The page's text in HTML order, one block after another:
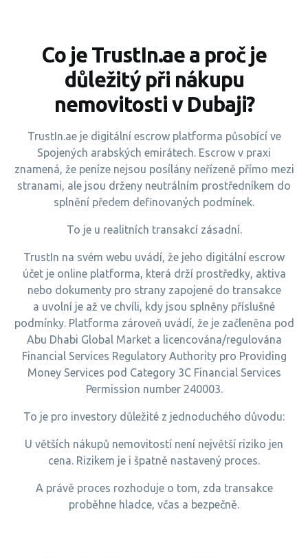
Co je TrustIn.ae a proč je
důležitý při nákupu
nemovitosti v Dubaji?
TrustIn.ae je digitální escrow platforma působící ve
Spojených arabských emirátech. Escrow v praxi
znamená, že peníze nejsou posílány neřízeně přímo mezi
stranami, ale jsou drženy neutrálním prostředníkem do
splnění předem definovaných podmínek.
To je u realitních transakcí zásadní.
TrustIn na svém webu uvádí, že jeho digitální escrow
účet je online platforma, která drží prostředky, aktiva
nebo dokumenty pro strany zapojené do transakce
a uvolní je až ve chvíli, kdy jsou splněny příslušné
podmínky. Platforma zároveň uvádí, že je začleněna pod
Abu Dhabi Global Market a licencována/regulována
Financial Services Regulatory Authority pro Providing
Money Services pod Category 3C Financial Services
Permission number 240003.
To je pro investory důležité z jednoduchého důvodu:
U větších nákupů nemovitostí není největší riziko jen
cena. Rizikem je i špatně nastavený proces.
A právě proces rozhoduje o tom, zda transakce
proběhne hladce, včas a bezpečně.